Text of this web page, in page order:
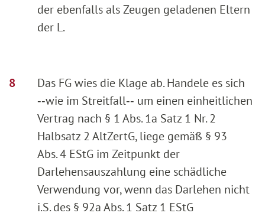
der ebenfalls als Zeugen geladenen Eltern
der L.
Das FG wies die Klage ab. Handele es sich
‑‑wie im Streitfall‑‑ um einen einheitlichen
Vertrag nach § 1 Abs. 1a Satz 1 Nr. 2
Halbsatz 2 AltZertG, liege gemäß § 93
Abs. 4 EStG im Zeitpunkt der
Darlehensauszahlung eine schädliche
Verwendung vor, wenn das Darlehen nicht
i.S. des § 92a Abs. 1 Satz 1 EStG